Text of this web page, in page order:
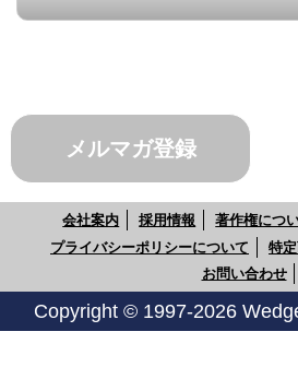
メルマガ登録
会社案内 採用情報 著作権につ
プライバシーポリシーについて
特
お問い合わせ
Copyright © 1997-2026